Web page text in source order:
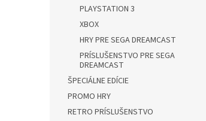
PLAYSTATION 3
XBOX
HRY PRE SEGA DREAMCAST
PRÍSLUŠENSTVO PRE SEGA
DREAMCAST
ŠPECIÁLNE EDÍCIE
PROMO HRY
RETRO PRÍSLUŠENSTVO